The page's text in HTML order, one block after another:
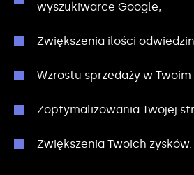
wyszukiwarce Google,
Zwiększenia ilości
Wzrostu sprzedaży w
Zoptymalizowania Twojej
Zwiększenia Twoich zysków.